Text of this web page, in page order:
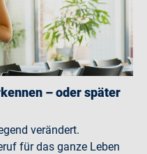
– oder später
verändert.
für das ganze Leben